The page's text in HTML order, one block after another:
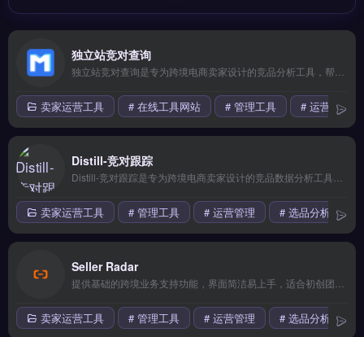
独立站竞对查询
卖家运营工具 # 在线工具网站 # 管理工具 # 运营管理
Distill-竞对跟踪
卖家运营工具 # 管理工具 # 运营管理 # 选品分析
Seller Radar
卖家运营工具 # 管理工具 # 运营管理 # 选品分析